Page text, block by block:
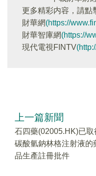
更多精彩内容，請點
財華網(https://
財華智庫網(https://
現代電視FINTV
上一篇新聞
石四藥(02005.HK)已取
碳酸氫鈉林格注射液的
品生產註冊批件